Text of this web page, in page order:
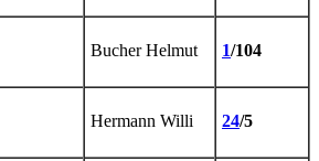
Bucher Helmut 1/104
Hermann Willi 24/5